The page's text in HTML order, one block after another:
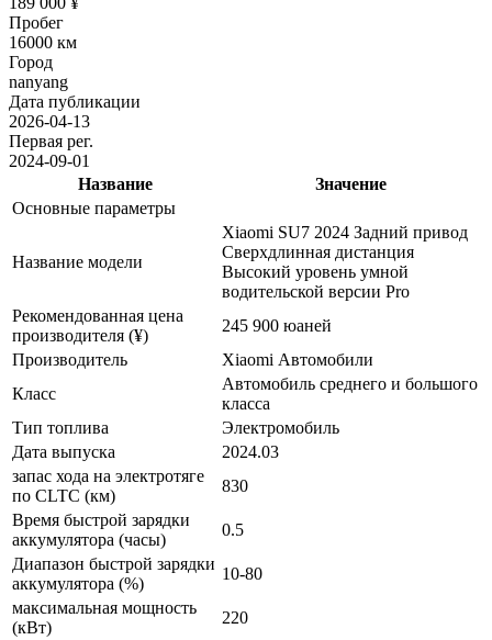
Пробег
16000 км
Город
nanyang
Дата публикации
2026-04-13
Первая рег.
2024-09-01
Название
Значение
Основные параметры
Название модели
Xiaomi SU7 2024 Задний привод
Сверхдлинная дистанция
Высокий уровень умной
водительской версии Pro
Рекомендованная цена
производителя (¥)
245 900 юаней
Производитель
Xiaomi Автомобили
Класс
Автомобиль среднего и большого
класса
Тип топлива
Электромобиль
Дата выпуска
2024.03
запас хода на электротяге
по CLTC (км)
830
Время быстрой зарядки
аккумулятора (часы)
0.5
Диапазон быстрой зарядки
аккумулятора (%)
10-80
максимальная мощность
(кВт)
220